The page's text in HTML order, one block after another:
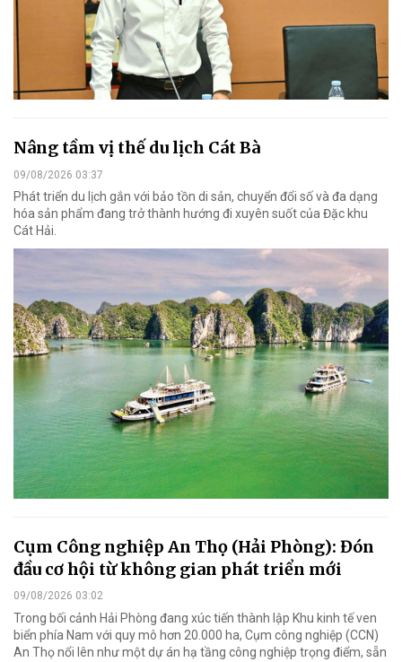
Nâng tầm vị thế du lịch Cát Bà
09/08/2026 03:37
Phát triển du lịch gắn với bảo tồn di sản, chuyển đổi số và đa dạng
hóa sản phẩm đang trở thành hướng đi xuyên suốt của Đặc khu
Cát Hải.
Cụm Công nghiệp An Thọ (Hải Phòng): Đón
đầu cơ hội từ không gian phát triển mới
09/08/2026 03:02
Trong bối cảnh Hải Phòng đang xúc tiến thành lập Khu kinh tế ven
biển phía Nam với quy mô hơn 20.000 ha, Cụm công nghiệp (CCN)
An Thọ nổi lên như một dự án hạ tầng công nghiệp trọng điểm, sẵn